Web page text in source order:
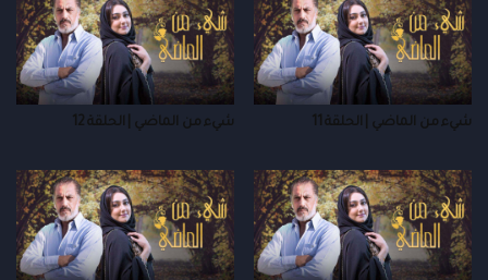
شيء من الماضي | الحلقة 11 شيء من الماضي | الحلقة 12